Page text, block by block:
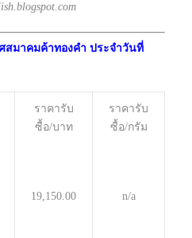
สมาคมค้าทองคำ ประจำวันที่
ราคารับ
ซื้อ/บาท
ราคารับ
ซื้อ/กรัม
19,150.00 n/a